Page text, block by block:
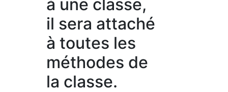
à une classe,
il sera attaché
à toutes les
méthodes de
la classe.